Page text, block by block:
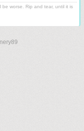
be worse. Rip and tear, until it is